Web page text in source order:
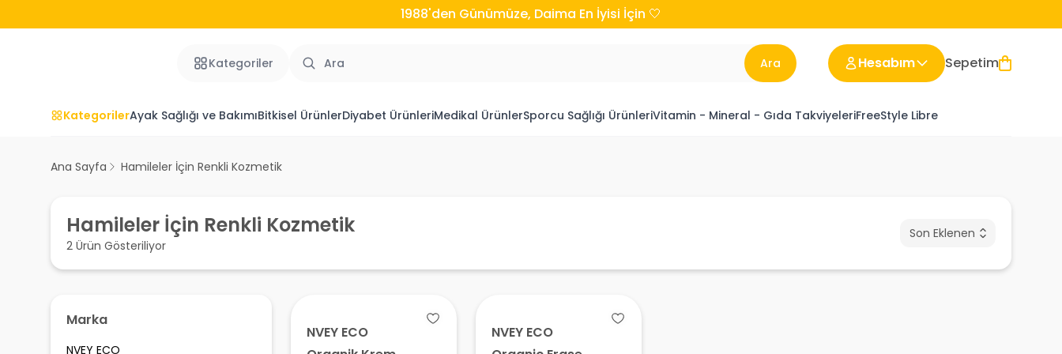
1988'den Günümüze, Daima En İyisi İçin 🤍
Kategoriler Ara Hesabım Sepetim
KategorilerAyak Sağlığı ve BakımıBitkisel ÜrünlerDiyabet ÜrünleriMedikal ÜrünlerSporcu Sağlığı ÜrünleriVitamin - Mineral - Gıda TakviyeleriFreeStyle Libre
Ana Sayfa Hamileler İçin Renkli Kozmetik
Hamileler İçin Renkli Kozmetik
2 Ürün Gösteriliyor
Son Eklenen
Marka
NVEY ECO
NVEY ECO
NVEY ECO